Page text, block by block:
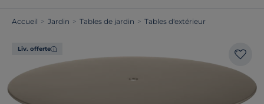
Accueil > Jardin > Tables de jardin > Tables d'extérieur
Liv. offerte